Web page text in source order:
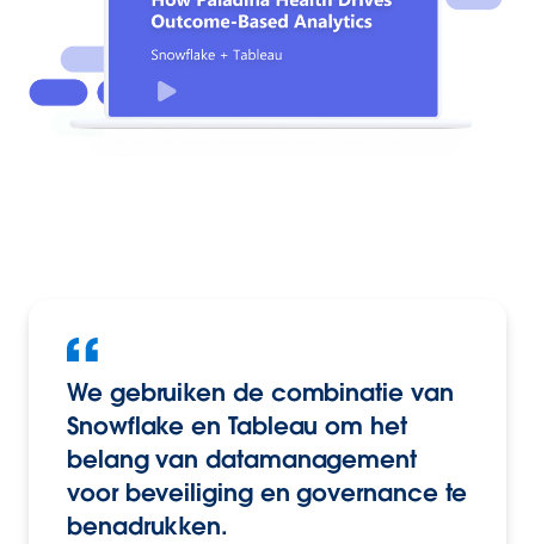
We gebruiken de combinatie van
Snowflake en Tableau om het
belang van datamanagement
voor beveiliging en governance te
benadrukken.